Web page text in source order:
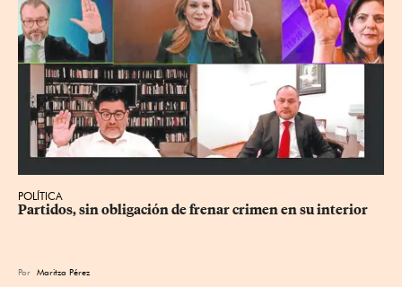
POLÍTICA
Partidos, sin obligación de frenar crimen en su interior
Por Maritza Pérez